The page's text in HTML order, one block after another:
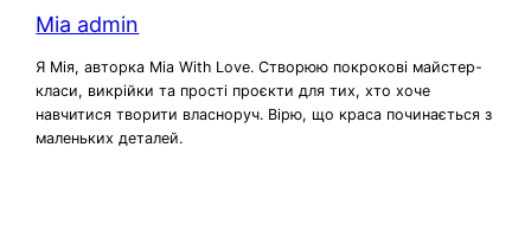
Mia admin
Я Мія, авторка Mia With Love. Створюю покрокові майстер-
класи, викрійки та прості проєкти для тих, хто хоче
навчитися творити власноруч. Вірю, що краса починається з
маленьких деталей.